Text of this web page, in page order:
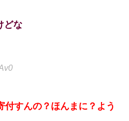
どな
付すんの？ほんまに？よう